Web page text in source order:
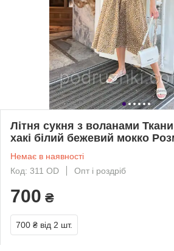
Літня сукня з воланами
хакі білий бежевий мокко
Немає в наявності
Код: 311 OD
Опт і роздріб
700 ₴
700 ₴ від 2 шт.